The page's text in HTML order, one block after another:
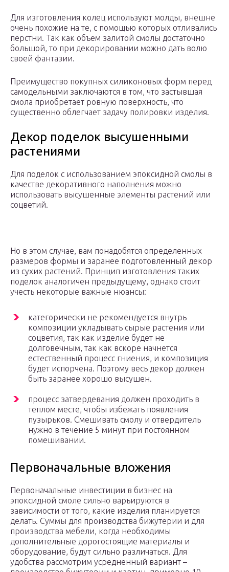
Для изготовления колец используют молды, внешне
очень похожие на те, с помощью которых отливались
перстни. Так как объем залитой смолы достаточно
большой, то при декорировании можно дать волю
своей фантазии.
Преимущество покупных силиконовых форм перед
самодельными заключаются в том, что застывшая
смола приобретает ровную поверхность, что
существенно облегчает задачу полировки изделия.
Декор поделок высушенными
растениями
Для поделок с использованием эпоксидной смолы в
качестве декоративного наполнения можно
использовать высушенные элементы растений или
соцветий.
Но в этом случае, вам понадобятся определенных
размеров формы и заранее подготовленный декор
из сухих растений. Принцип изготовления таких
поделок аналогичен предыдущему, однако стоит
учесть некоторые важные нюансы:
категорически не рекомендуется внутрь
композиции укладывать сырые растения или
соцветия, так как изделие будет не
долговечным, так как вскоре начнется
естественный процесс гниения, и композиция
будет испорчена. Поэтому весь декор должен
быть заранее хорошо высушен.
процесс затвердевания должен проходить в
теплом месте, чтобы избежать появления
пузырьков. Смешивать смолу и отвердитель
нужно в течение 5 минут при постоянном
помешивании.
Первоначальные вложения
Первоначальные инвестиции в бизнес на
эпоксидной смоле сильно варьируются в
зависимости от того, какие изделия планируется
делать. Суммы для производства бижутерии и для
производства мебели, когда необходимы
дополнительные дорогостоящие материалы и
оборудование, будут сильно различаться. Для
удобства рассмотрим усредненный вариант –